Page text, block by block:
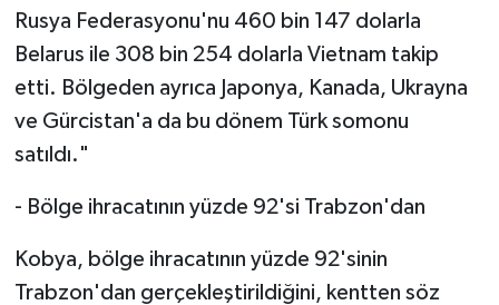
Rusya Federasyonu'nu 460 bin 147 dolarla
Belarus ile 308 bin 254 dolarla Vietnam takip
etti. Bölgeden ayrıca Japonya, Kanada, Ukrayna
ve Gürcistan'a da bu dönem Türk somonu
satıldı."
- Bölge ihracatının yüzde 92'si Trabzon'dan
Kobya, bölge ihracatının yüzde 92'sinin
Trabzon'dan gerçekleştirildiğini, kentten söz